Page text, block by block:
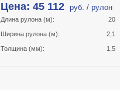
Цена: 45 112 руб. / рулон
Длина рулона (м): 20
Ширина рулона (м): 2,1
Толщина (мм): 1,5